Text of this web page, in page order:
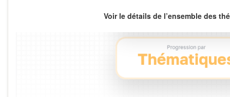
Voir le détails de l’ensemble des